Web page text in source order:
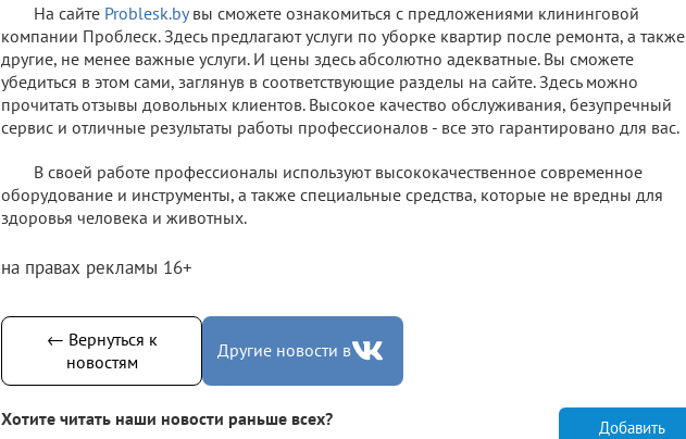
На сайте Problesk.byвы сможете ознакомиться с предложениями клининговой
компании Проблеск. Здесь предлагают услуги по уборке квартир после ремонта, а также
другие, не менее важные услуги. И цены здесь абсолютно адекватные. Вы сможете
убедиться в этом сами, заглянув в соответствующие разделы на сайте. Здесь можно
прочитать отзывы довольных клиентов. Высокое качество обслуживания, безупречный
сервис и отличные результаты работы профессионалов - все это гарантировано для вас.
В своей работе профессионалы используют высококачественное современное
оборудование и инструменты, а также специальные средства, которые не вредны для
здоровья человека и животных.
на правах рекламы 16+
← Вернуться к
новостям
Другие новости в
Хотите читать наши новости раньше всех? Добавить